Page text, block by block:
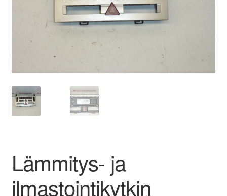
Ota yhteyttä
Reklamaatiomenettely
Tarkista
Valitukset
Lämmitys- ja
ilmastointikytkin